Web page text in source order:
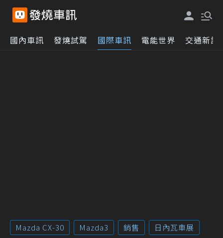
國內車訊 發燒試駕 國際車訊 電能世界 交通新訊
Mazda CX-30 Mazda3 銷售 日內瓦車展